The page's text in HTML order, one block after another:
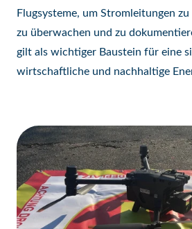
Flugsysteme, um Stromleitungen
zu überwachen und zu
gilt als wichtiger Baustein für eine
wirtschaftliche und nachhaltige